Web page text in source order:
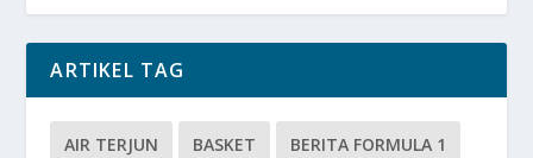
ARTIKEL TAG
AIR TERJUN BASKET BERITA FORMULA 1